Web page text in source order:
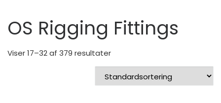
OS Rigging Fittings
Viser 17–32 af 379 resultater